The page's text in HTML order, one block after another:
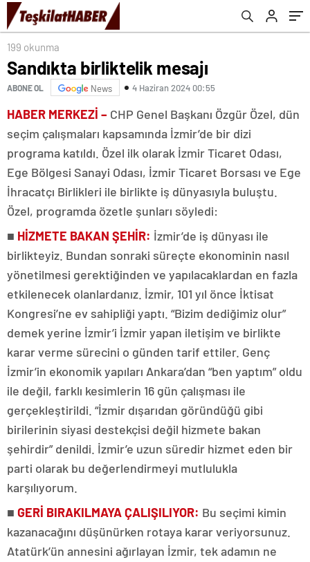
199 okunma
Sandıkta birliktelik mesajı
ABONE OL News 4 Haziran 2024 00:55
HABER MERKEZİ – CHP Genel Başkanı Özgür Özel, dün
seçim çalışmaları kapsamında İzmir’de bir dizi
programa katıldı. Özel ilk olarak İzmir Ticaret Odası,
Ege Bölgesi Sanayi Odası, İzmir Ticaret Borsası ve Ege
İhracatçı Birlikleri ile birlikte iş dünyasıyla buluştu.
Özel, programda özetle şunları söyledi:
■ HİZMETE BAKAN ŞEHİR: İzmir’de iş dünyası ile
birlikteyiz. Bundan sonraki süreçte ekonominin nasıl
yönetilmesi gerektiğinden ve yapılacaklardan en fazla
etkilenecek olanlardanız. İzmir, 101 yıl önce İktisat
Kongresi’ne ev sahipliği yaptı. “Bizim dediğimiz olur”
demek yerine İzmir’i İzmir yapan iletişim ve birlikte
karar verme sürecini o günden tarif ettiler. Genç
İzmir’in ekonomik yapıları Ankara’dan “ben yaptım” oldu
ile değil, farklı kesimlerin 16 gün çalışması ile
gerçekleştirildi. “İzmir dışarıdan göründüğü gibi
birilerinin siyasi destekçisi değil hizmete bakan
şehirdir” denildi. İzmir’e uzun süredir hizmet eden bir
parti olarak bu değerlendirmeyi mutlulukla
karşılıyorum.
■ GERİ BIRAKILMAYA ÇALIŞILIYOR: Bu seçimi kimin
kazanacağını düşünürken rotaya karar veriyorsunuz.
Atatürk’ün annesini ağırlayan İzmir, tek adamın ne